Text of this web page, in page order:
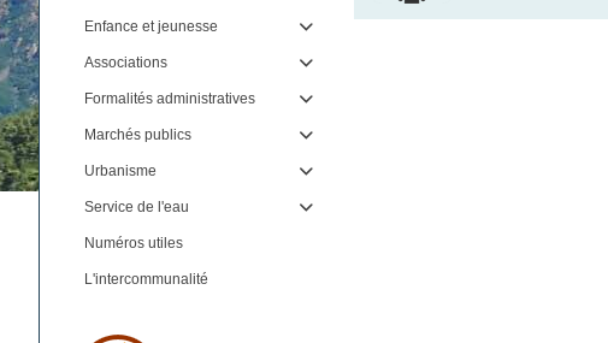
Enfance et jeunesse 
Associations 
Formalités administratives 
Marchés publics 
Urbanisme 
Service de l'eau 
Numéros utiles
L'intercommunalité